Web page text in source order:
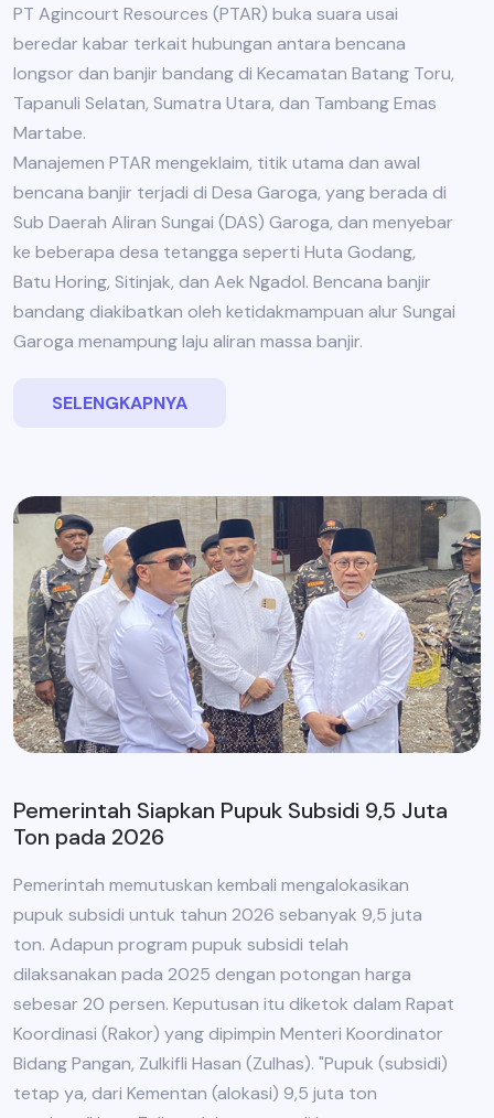
PT Agincourt Resources (PTAR) buka suara usai
beredar kabar terkait hubungan antara bencana
longsor dan banjir bandang di Kecamatan Batang Toru,
Tapanuli Selatan, Sumatra Utara, dan Tambang Emas
Martabe.
Manajemen PTAR mengeklaim, titik utama dan awal
bencana banjir terjadi di Desa Garoga, yang berada di
Sub Daerah Aliran Sungai (DAS) Garoga, dan menyebar
ke beberapa desa tetangga seperti Huta Godang,
Batu Horing, Sitinjak, dan Aek Ngadol. Bencana banjir
bandang diakibatkan oleh ketidakmampuan alur Sungai
Garoga menampung laju aliran massa banjir.
SELENGKAPNYA
Pemerintah Siapkan Pupuk Subsidi 9,5 Juta
Ton pada 2026
Pemerintah memutuskan kembali mengalokasikan
pupuk subsidi untuk tahun 2026 sebanyak 9,5 juta
ton. Adapun program pupuk subsidi telah
dilaksanakan pada 2025 dengan potongan harga
sebesar 20 persen. Keputusan itu diketok dalam Rapat
Koordinasi (Rakor) yang dipimpin Menteri Koordinator
Bidang Pangan, Zulkifli Hasan (Zulhas). "Pupuk (subsidi)
tetap ya, dari Kementan (alokasi) 9,5 juta ton